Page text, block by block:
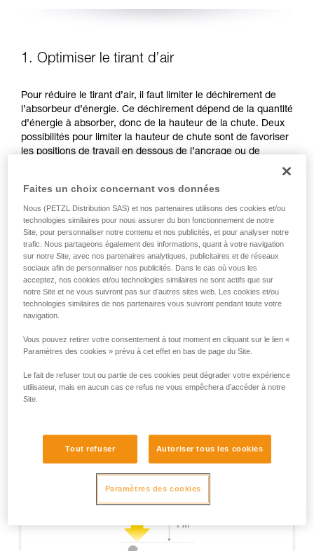
1. Optimiser le tirant d’air
Pour réduire le tirant d’air, il faut limiter le déchirement de
l’absorbeur d’énergie. Ce déchirement dépend de la quantité
d’énergie à absorber, donc de la hauteur de la chute. Deux
possibilités pour limiter la hauteur de chute sont de favoriser
les positions de travail en dessous de l’ancrage ou de
L’ANCRAGE
Faites un choix concernant vos données
Nous (PETZL Distribution SAS) et nos partenaires utilisons des cookies et/ou
technologies similaires pour nous assurer du bon fonctionnement de notre
Site, pour personnaliser notre contenu et nos publicités, et pour analyser notre
trafic. Nous partageons également des informations, quant à votre navigation
sur notre Site, avec nos partenaires analytiques, publicitaires et de réseaux
sociaux afin de personnaliser nos publicités. Dans le cas où vous les
acceptez, nos cookies et/ou technologies similaires ne sont actifs que sur
notre Site et ne vous suivront pas sur d’autres sites web. Les cookies et/ou
technologies similaires de nos partenaires vous suivront pendant toute votre
navigation.
Vous pouvez retirer votre consentement à tout moment en cliquant sur le lien «
Paramètres des cookies » prévu à cet effet en bas de page du Site.
Le fait de refuser tout ou partie de ces cookies peut dégrader votre expérience
utilisateur, mais en aucun cas ce refus ne vous empêchera d’accéder à notre
Site.
Tout refuser Autoriser tous les cookies
Paramètres des cookies